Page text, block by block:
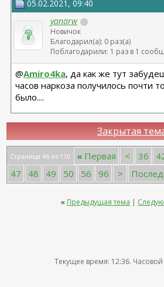
05.02.2021, 09:40
yanarw
Новичок
Благодарил(а): 0 раз(а)
Поблагодарили: 1 раз в 1
@Amiro4ka, да как же тут
часов наркоза получилось почти
было....
Закрытая
Страница 46 из 110 « Первая < 36
47
48 49 50 56 96 >
« Предыдущая тема |
Текущее время: 12:36. Часовой